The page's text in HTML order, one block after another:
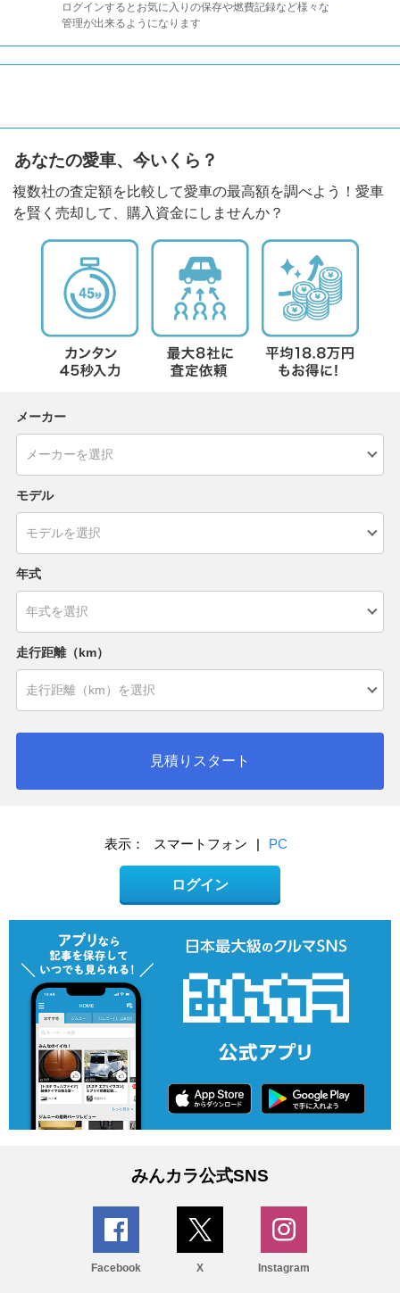
ログインするとお気に入りの保存や燃費記録など様々な
管理が出来るようになります
あなたの愛車、今いくら？
複数社の査定額を比較して愛車の最高額を調べよう！愛車
を賢く売却して、購入資金にしませんか？
メーカー
モデル
年式
走行距離（km）
見積りスタート
表示： スマートフォン | PC
ログイン
みんカラ公式SNS
Facebook X Instagram